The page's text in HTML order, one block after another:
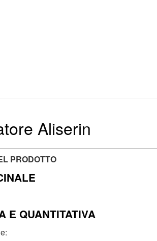
Aliserin
PRODOTTO
E QUANTITATIVA